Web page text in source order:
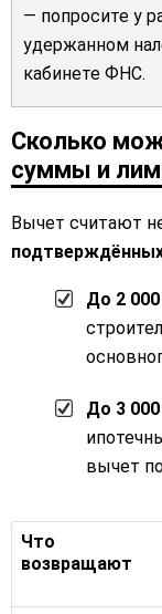
— попросите у
удержанном
кабинете ФНС.
Сколько
суммы и
Вычет считают
До 2
До 3
вычет
Что
возвращают